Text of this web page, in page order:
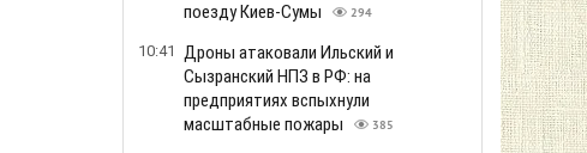
поезду Киев-Сумы
294
10:41 Дроны атаковали Ильский и
Сызранский НПЗ в РФ: на
предприятиях вспыхнули
масштабные пожары
385